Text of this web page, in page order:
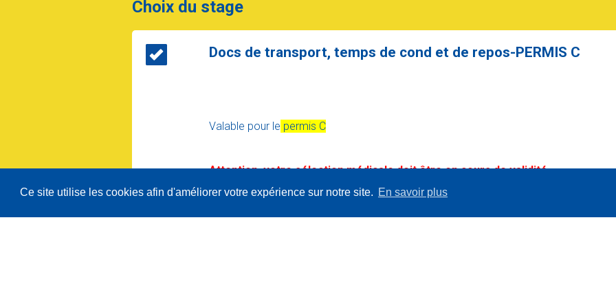
Ce site utilise les cookies afin d'améliorer votre expérience sur notre site. En savoir plus
Choix du stage
Docs de transport, temps de cond et de repos-PERMIS C
Valable pour le permis C
Attention, votre sélection médicale doit être en cours de validité
ATTENTION UN CHAUFFEUR QUI RESIDE EN FLANDRE NE PEUT PAS SUIVRE
DANS UN MEME CYCLE DE FORMATION